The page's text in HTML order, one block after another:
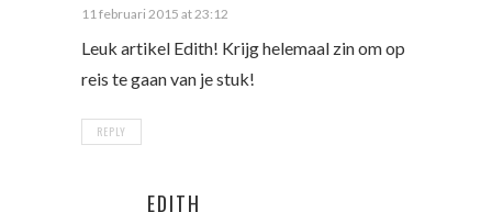
11 februari 2015 at 23:12
Leuk artikel Edith! Krijg helemaal zin om op
reis te gaan van je stuk!
REPLY
EDITH